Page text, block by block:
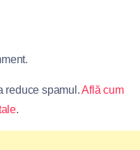
reduce spamul.Află cum
.